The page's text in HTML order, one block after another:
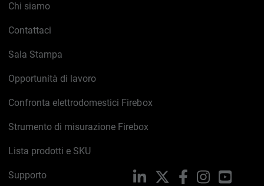
Chi siamo
Contattaci
Sala Stampa
Opportunità di lavoro
Confronta elettrodomestici Firebox
Strumento di misurazione Firebox
Lista prodotti e SKU
Supporto LinkedIn FacebookInstagram